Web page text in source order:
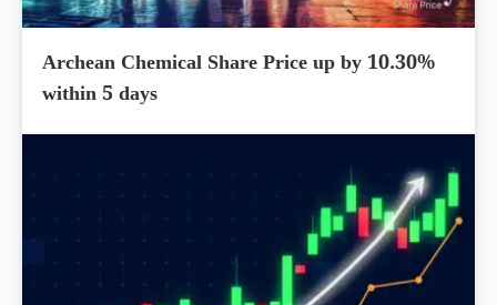
Archean Chemical Share Price up by 10.30%
within 5 days